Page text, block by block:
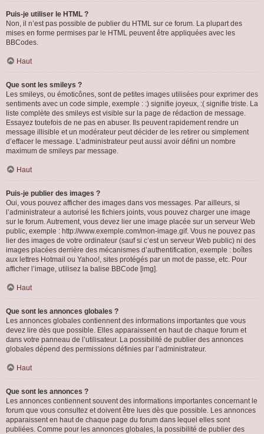
Puis-je utiliser le HTML ?
Non, il n’est pas possible de publier du HTML sur ce forum. La plupart des
mises en forme permises par le HTML peuvent être appliquées avec les
BBCodes.
Haut
Que sont les smileys ?
Les smileys, ou émoticônes, sont de petites images utilisées pour exprimer des
sentiments avec un code simple, exemple : :) signifie joyeux, :( signifie triste. La
liste complète des smileys est visible sur la page de rédaction de message.
Essayez toutefois de ne pas en abuser. Ils peuvent rapidement rendre un
message illisible et un modérateur peut décider de les retirer ou simplement
d’effacer le message. L’administrateur peut aussi avoir défini un nombre
maximum de smileys par message.
Haut
Puis-je publier des images ?
Oui, vous pouvez afficher des images dans vos messages. Par ailleurs, si
l’administrateur a autorisé les fichiers joints, vous pouvez charger une image
sur le forum. Autrement, vous devez lier une image placée sur un serveur Web
public, exemple : http://www.exemple.com/mon-image.gif. Vous ne pouvez pas
lier des images de votre ordinateur (sauf si c’est un serveur Web public) ni des
images placées derrière des mécanismes d’authentification, exemple : boîtes
aux lettres Hotmail ou Yahoo!, sites protégés par un mot de passe, etc. Pour
afficher l’image, utilisez la balise BBCode [img].
Haut
Que sont les annonces globales ?
Les annonces globales contiennent des informations importantes que vous
devez lire dès que possible. Elles apparaissent en haut de chaque forum et
dans votre panneau de l’utilisateur. La possibilité de publier des annonces
globales dépend des permissions définies par l’administrateur.
Haut
Que sont les annonces ?
Les annonces contiennent souvent des informations importantes concernant le
forum que vous consultez et doivent être lues dès que possible. Les annonces
apparaissent en haut de chaque page du forum dans lequel elles sont
publiées. Comme pour les annonces globales, la possibilité de publier des